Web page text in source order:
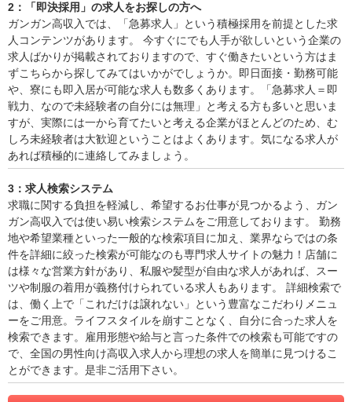
2：「即決採用」の求人をお探しの方へ
ガンガン高収入では、「急募求人」という積極採用を前提とした求
人コンテンツがあります。 今すぐにでも人手が欲しいという企業の
求人ばかりが掲載されておりますので、すぐ働きたいという方はま
ずこちらから探してみてはいかがでしょうか。即日面接・勤務可能
や、寮にも即入居が可能な求人も数多くあります。「急募求人＝即
戦力、なので未経験者の自分には無理」と考える方も多いと思いま
すが、実際には一から育てたいと考える企業がほとんどのため、む
しろ未経験者は大歓迎ということはよくあります。気になる求人が
あれば積極的に連絡してみましょう。
3：求人検索システム
求職に関する負担を軽減し、希望するお仕事が見つかるよう、ガン
ガン高収入では使い易い検索システムをご用意しております。 勤務
地や希望業種といった一般的な検索項目に加え、業界ならではの条
件を詳細に絞った検索が可能なのも専門求人サイトの魅力！店舗に
は様々な営業方針があり、私服や髪型が自由な求人があれば、スー
ツや制服の着用が義務付けられている求人もあります。 詳細検索で
は、働く上で「これだけは譲れない」という豊富なこだわりメニュ
ーをご用意。ライフスタイルを崩すことなく、自分に合った求人を
検索できます。雇用形態や給与と言った条件での検索も可能ですの
で、全国の男性向け高収入求人から理想の求人を簡単に見つけるこ
とができます。是非ご活用下さい。